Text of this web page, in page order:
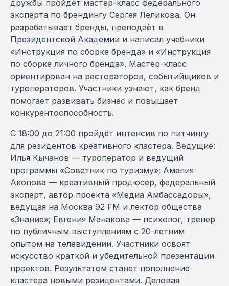
дружбы пройдёт мастер-класс федерального
эксперта по брендингу Сергея Леликова. Он
разрабатывает бренды, преподаёт в
Президентской Академии и написал учебники
«Инструкция по сборке бренда» и «Инструкция
по сборке личного бренда». Мастер-класс
ориентирован на рестораторов, событийщиков и
туроператоров. Участники узнают, как бренд
помогает развивать бизнес и повышает
конкурентоспособность.
С 18:00 до 21:00 пройдёт интенсив по питчингу
для резидентов креативного кластера. Ведущие:
Илья Кычанов — туроператор и ведущий
программы «Советник по туризму»; Амалия
Акопова — креативный продюсер, федеральный
эксперт, автор проекта «Медиа Амбассадоры»,
ведущая на Москва 92 FM и лектор общества
«Знание»; Евгения Манакова — психолог, тренер
по публичным выступлениям с 20-летним
опытом на телевидении. Участники освоят
искусство краткой и убедительной презентации
проектов. Результатом станет пополнение
кластера новыми резидентами. Деловая